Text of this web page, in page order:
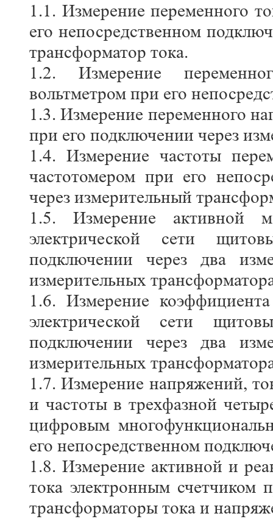
1.1. Измерение переменного
его непосредственном
трансформатор тока.
1.2. Измерение
вольтметром при его
1.3. Измерение переменного
при его подключении через
1.4. Измерение частоты
частотомером при его
через измерительный
1.5. Измерение активной
электрической сети
подключении через два
измерительных
1.6. Измерение
электрической сети
подключении через два
измерительных
1.7. Измерение напряжений,
и частоты в трехфазной
цифровым
его непосредственном
1.8. Измерение активной и
тока электронным счетчиком
трансформаторы тока и